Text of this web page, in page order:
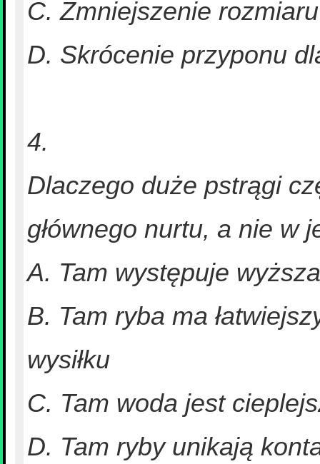
C. Zmniejszenie
D. Skrócenie przyponu
4.
Dlaczego duże pstrągi
głównego nurtu, a nie w
A. Tam występuje
B. Tam ryba ma
wysiłku
C. Tam woda jest
D. Tam ryby unikają